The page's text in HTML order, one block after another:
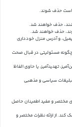
است حذف شوند.
حذف خواهند شد.
حذف خواهند شد.
و آدرس منزل خودداری
مسئولیتی در قبال صحت
تهدیدآمیز، یا حاوی الفاظ
تبلیغات سیاسی و مذهبی
کاراکتر باشند تا از محتوای مختصر و مفید اطمینان حاصل
کند.از ارائه نظرات مختصر و